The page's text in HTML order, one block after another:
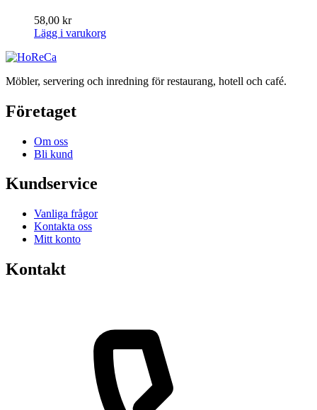
58,00 kr
Lägg i varukorg
Möbler, servering och inredning för restaurang, hotell och café.
Företaget
Om oss
Bli kund
Kundservice
Vanliga frågor
Kontakta oss
Mitt konto
Kontakt